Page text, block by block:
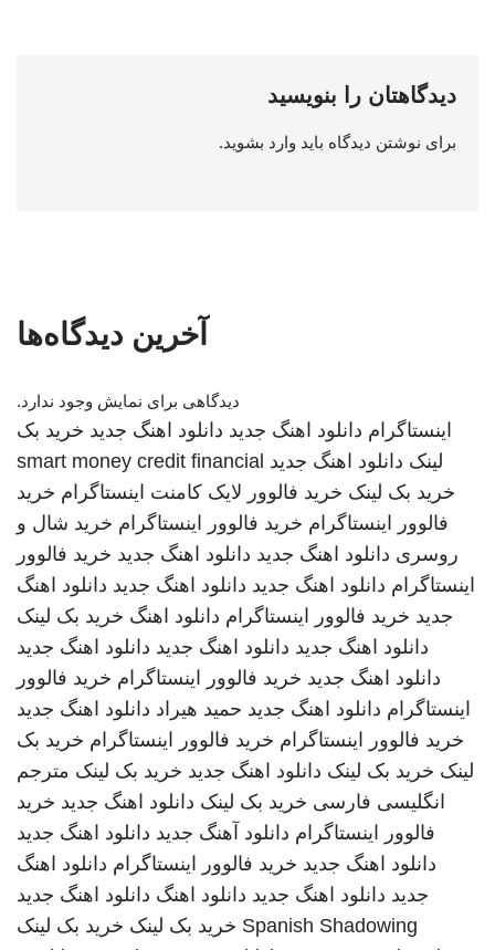
دیدگاهتان را بنویسید
برای نوشتن دیدگاه باید وارد بشوید.
آخرین دیدگاه‌ها
دیدگاهی برای نمایش وجود ندارد.
اینستاگرام دانلود اهنگ جدید دانلود اهنگ جدید خرید بک
لینک دانلود اهنگ جدید smart money credit financial
خرید بک لینک خرید فالوور لایک کامنت اینستاگرام خرید
فالوور اینستاگرام خرید فالوور اینستاگرام خرید شال و
روسری دانلود اهنگ جدید دانلود اهنگ جدید خرید فالوور
اینستاگرام دانلود اهنگ جدید دانلود اهنگ جدید دانلود اهنگ
جدید خرید فالوور اینستاگرام دانلود اهنگ خرید بک لینک
دانلود اهنگ جدید دانلود اهنگ جدید دانلود اهنگ جدید
دانلود اهنگ جدید خرید فالوور اینستاگرام خرید فالوور
اینستاگرام دانلود اهنگ جدید حمید هیراد دانلود اهنگ جدید
خرید فالوور اینستاگرام خرید فالوور اینستاگرام خرید بک
لینک خرید بک لینک دانلود اهنگ جدید خرید بک لینک مترجم
انگلیسی فارسی خرید بک لینک دانلود اهنگ جدید خرید
فالوور اینستاگرام دانلود آهنگ جدید دانلود اهنگ جدید
دانلود اهنگ جدید خرید فالوور اینستاگرام دانلود اهنگ
جدید دانلود اهنگ جدید دانلود اهنگ دانلود اهنگ جدید
Spanish Shadowing خرید بک لینک خرید بک لینک